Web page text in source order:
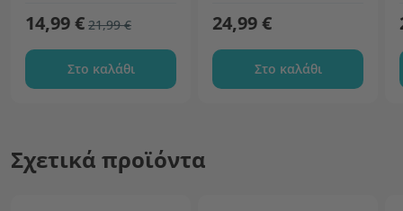
14,99 € 21,99 €
Στο καλάθι
24,99 €
Στο καλάθι
Σχετικά προϊόντα